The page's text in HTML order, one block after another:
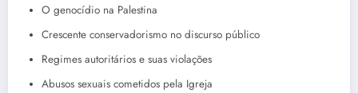
O genocídio na Palestina
Crescente conservadorismo no discurso público
Regimes autoritários e suas violações
Abusos sexuais cometidos pela Igreja